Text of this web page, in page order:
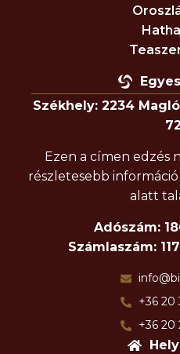
Székhely: 2234
Ezen a címen edzés
részletesebb információ
alatt
Adószám:
Számlaszám:
+36 20
+36 20